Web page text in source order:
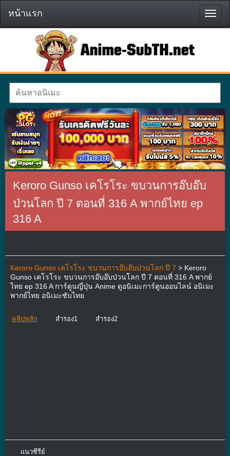
หน้า
แรก
หน้าแรก
Keroro Gunso เคโรโระ ขบวนการอ๊บอ๊บ
ป่วนโลก ปี 7 ตอนที่ 316 A พากย์ไทย ep
316 A
Keroro Gunso เคโรโระ ขบวนการอ๊บอ๊บป่วนโลก ปี 7 > Keroro
Gunso เคโรโระ ขบวนการอ๊บอ๊บป่วนโลก ปี 7 ตอนที่ 316 A พากย์
ไทย ep 316 A การ์ตูนญี่ปุ่น Anime ดูอนิเมะการ์ตูนออนไลน์ อนิเมะ
พากย์ไทย อนิเมะซับไทย
คลิปหลัก สำรอง1 สำรอง2
แนวซีรีย์